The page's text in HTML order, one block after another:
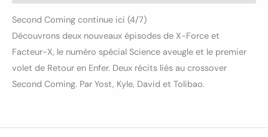
Second Coming continue ici (4/7)
Découvrons deux nouveaux épisodes de X-Force et
Facteur-X, le numéro spécial Science aveugle et le premier
volet de Retour en Enfer. Deux récits liés au crossover
Second Coming. Par Yost, Kyle, David et Tolibao.